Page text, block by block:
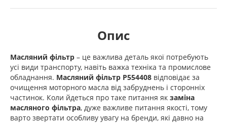
Опис
Масляний фільтр – це важлива деталь якої потребують
усі види транспорту, навіть важка техніка та промислове
обладнання. Масляний фільтр P554408 відповідає за
очищення моторного масла від забруднень і сторонніх
частинок. Коли йдеться про таке питання як заміна
масляного фільтра, дуже важливе питання якості, тому
варто звертати особливу увагу на бренди, які давно на